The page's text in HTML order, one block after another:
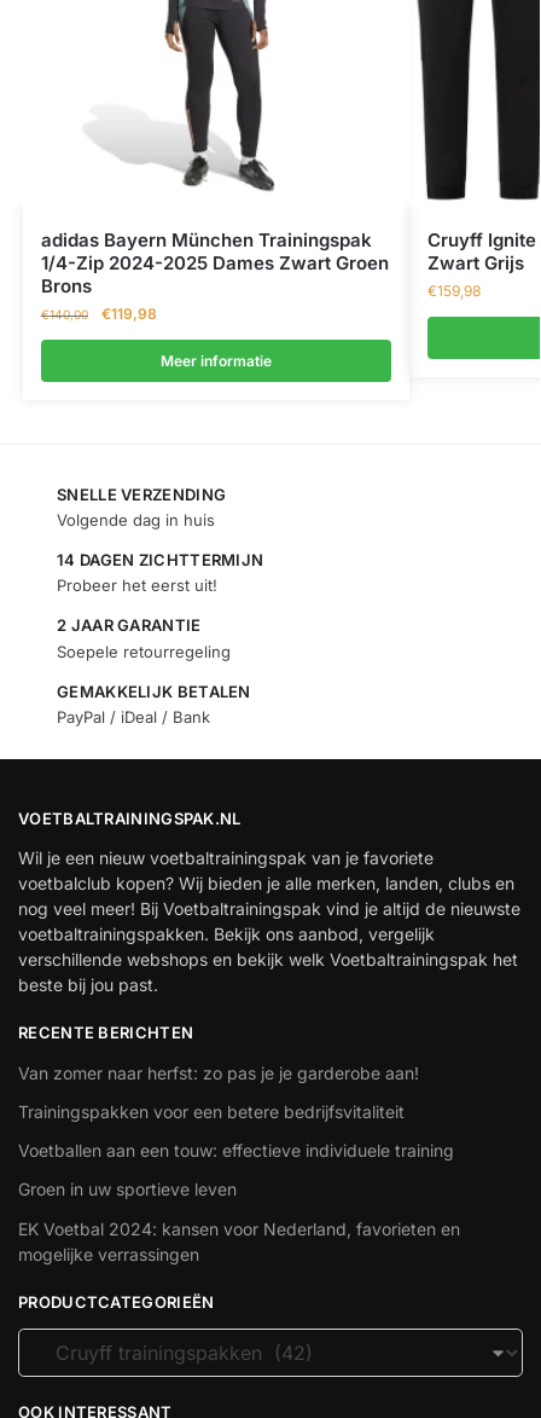
adidas Bayern München Trainingspak
1/4-Zip 2024-2025 Dames Zwart Groen
Brons
€140,00 €119,98
Meer informatie
Cruyff Ignite
Zwart Grijs
€159,98
SNELLE VERZENDING
Volgende dag in huis
14 DAGEN ZICHTTERMIJN
Probeer het eerst uit!
2 JAAR GARANTIE
Soepele retourregeling
GEMAKKELIJK BETALEN
PayPal / iDeal / Bank
VOETBALTRAININGSPAK.NL
Wil je een nieuw voetbaltrainingspak van je favoriete
voetbalclub kopen? Wij bieden je alle merken, landen, clubs en
nog veel meer! Bij Voetbaltrainingspak vind je altijd de nieuwste
voetbaltrainingspakken. Bekijk ons aanbod, vergelijk
verschillende webshops en bekijk welk Voetbaltrainingspak het
beste bij jou past.
RECENTE BERICHTEN
Van zomer naar herfst: zo pas je je garderobe aan!
Trainingspakken voor een betere bedrijfsvitaliteit
Voetballen aan een touw: effectieve individuele training
Groen in uw sportieve leven
EK Voetbal 2024: kansen voor Nederland, favorieten en
mogelijke verrassingen
PRODUCTCATEGORIEËN
OOK INTERESSANT